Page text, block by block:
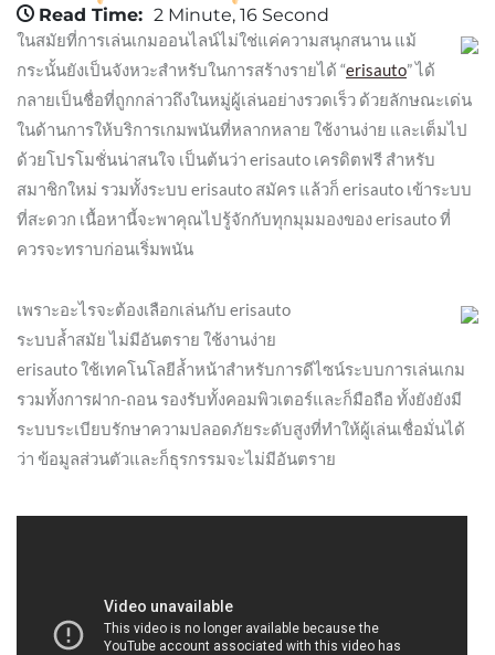
Read Time: 2 Minute, 16 Second
ในสมัยที่การเล่นเกมออนไลน์ไม่ใช่แค่ความสนุกสนาน แม้
กระนั้นยังเป็นจังหวะสำหรับในการสร้างรายได้ “erisauto” ได้
กลายเป็นชื่อที่ถูกกล่าวถึงในหมู่ผู้เล่นอย่างรวดเร็ว ด้วยลักษณะเด่น
ในด้านการให้บริการเกมพนันที่หลากหลาย ใช้งานง่าย และเต็มไป
ด้วยโปรโมชั่นน่าสนใจ เป็นต้นว่า erisauto เครดิตฟรี สำหรับ
สมาชิกใหม่ รวมทั้งระบบ erisauto สมัคร แล้วก็ erisauto เข้าระบบ
ที่สะดวก เนื้อหานี้จะพาคุณไปรู้จักกับทุกมุมมองของ erisauto ที่
ควรจะทราบก่อนเริ่มพนัน
เพราะอะไรจะต้องเลือกเล่นกับ erisauto
ระบบล้ำสมัย ไม่มีอันตราย ใช้งานง่าย
erisauto ใช้เทคโนโลยีล้ำหน้าสำหรับการดีไซน์ระบบการเล่นเกม
รวมทั้งการฝาก-ถอน รองรับทั้งคอมพิวเตอร์และก็มือถือ ทั้งยังยังมี
ระบบระเบียบรักษาความปลอดภัยระดับสูงที่ทำให้ผู้เล่นเชื่อมั่นได้
ว่า ข้อมูลส่วนตัวและก็ธุรกรรมจะไม่มีอันตราย